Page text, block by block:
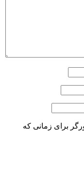
برای زمانی که